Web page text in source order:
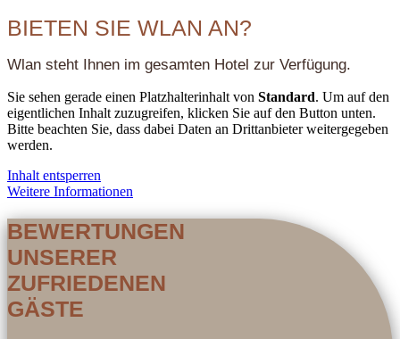
BIETEN SIE WLAN AN?
Wlan steht Ihnen im gesamten Hotel zur Verfügung.
Sie sehen gerade einen Platzhalterinhalt von Standard. Um auf den
eigentlichen Inhalt zuzugreifen, klicken Sie auf den Button unten.
Bitte beachten Sie, dass dabei Daten an Drittanbieter weitergegeben
werden.
Inhalt entsperren
Weitere Informationen
BEWERTUNGEN
UNSERER
ZUFRIEDENEN
GÄSTE